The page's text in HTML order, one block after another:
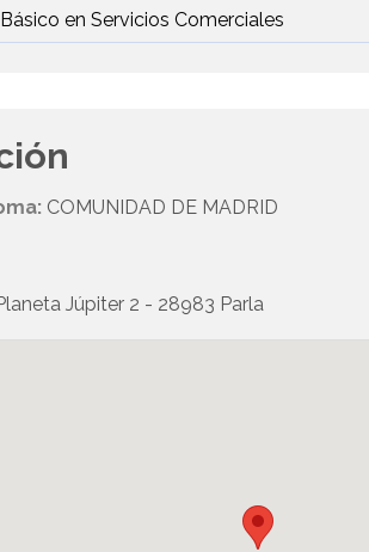
en Servicios Comerciales
COMUNIDAD DE MADRID
Júpiter 2 - 28983 Parla